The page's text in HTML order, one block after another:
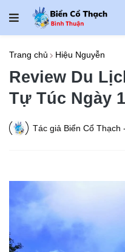
Trang chủ Hiệu Nguyễn
Review Du
Tự Túc Ngày 1
Tác giả Biển Cổ Thạch -